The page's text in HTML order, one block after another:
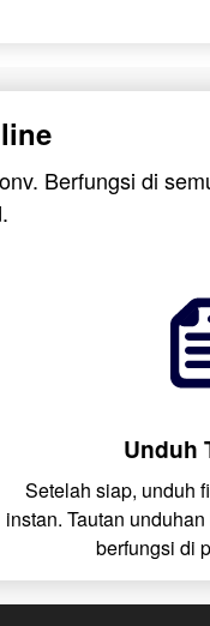
Berfungsi di
Unduh
Setelah siap, unduh
instan. Tautan
berfungsi di